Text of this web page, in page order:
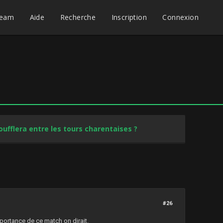
Aide Recherche Inscription Connexion
entre les tours charentaises ?
#26
de ce match on dirait.